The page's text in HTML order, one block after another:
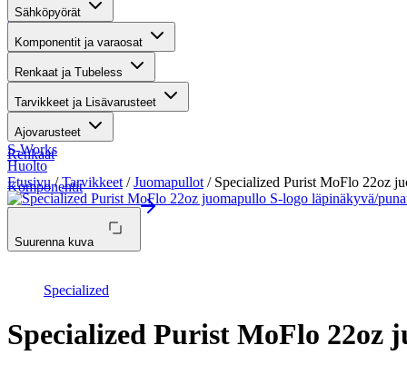
Gravel-pyörät
Maastosähköpyörät
Kaupunkisähköpyörät
Renkaat
Komponentit
Katso koko valikoima
Sähköpyörät
Komponentit ja varaosat
Renkaat ja Tubeless
Tarvikkeet ja Lisävarusteet
Ajovarusteet
S-Works
Huolto
Etusivu/Tarvikkeet /Juomapullot / Specialized Purist MoFlo 22oz
Suurenna kuva
Specialized
Specialized Purist MoFlo 22oz